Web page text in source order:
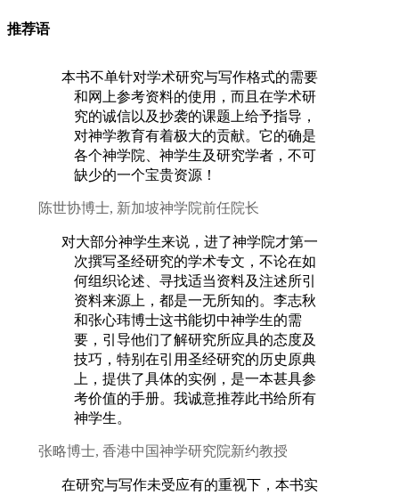
推荐语
本书不单针对学术研究与写作格式的需要
和网上参考资料的使用，而且在学术研
究的诚信以及抄袭的课题上给予指导，
对神学教育有着极大的贡献。它的确是
各个神学院、神学生及研究学者，不可
缺少的一个宝贵资源！
陈世协博士, 新加坡神学院前任院长
对大部分神学生来说，进了神学院才第一
次撰写圣经研究的学术专文，不论在如
何组织论述、寻找适当资料及注述所引
资料来源上，都是一无所知的。李志秋
和张心玮博士这书能切中神学生的需
要，引导他们了解研究所应具的态度及
技巧，特别在引用圣经研究的历史原典
上，提供了具体的实例，是一本甚具参
考价值的手册。我诚意推荐此书给所有
神学生。
张略博士, 香港中国神学研究院新约教授
在研究与写作未受应有的重视下，本书实